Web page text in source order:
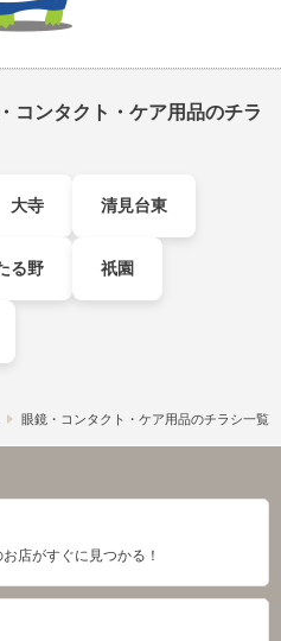
コンタクト・ケア用品のチラ
大寺 清見台東
る野 祇園
眼鏡・コンタクト・ケア用品のチラシ一覧
店がすぐに見つかる！